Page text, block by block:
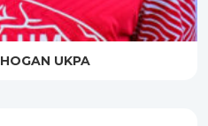
HOGAN UKPA